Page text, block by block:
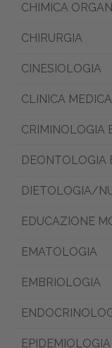
CHIMICA
CHIRURGIA
CINESIOLOGIA
CLINICA MEDICA
CRIMINOLOGIA
DEONTOLOGIA
DIETOLOGIA/
EDUCAZIONE
EMATOLOGIA
EMBRIOLOGIA